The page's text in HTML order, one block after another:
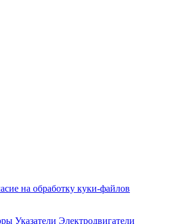
на обработку куки-файлов
Указатели Электродвигатели